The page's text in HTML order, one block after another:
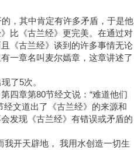
，其中肯定有许多矛盾，于是他
比《古兰经》更完美。在通过对
《古兰经》谈到的许多事情无论
一章名叫麦尔嫣章，这章讲述了
了5次。
四章第80节经文说：“难道他们
文道出了《古兰经》的来源和
发现《古兰经》有错误或矛盾的
我开天辟地， 我用水创造一切生